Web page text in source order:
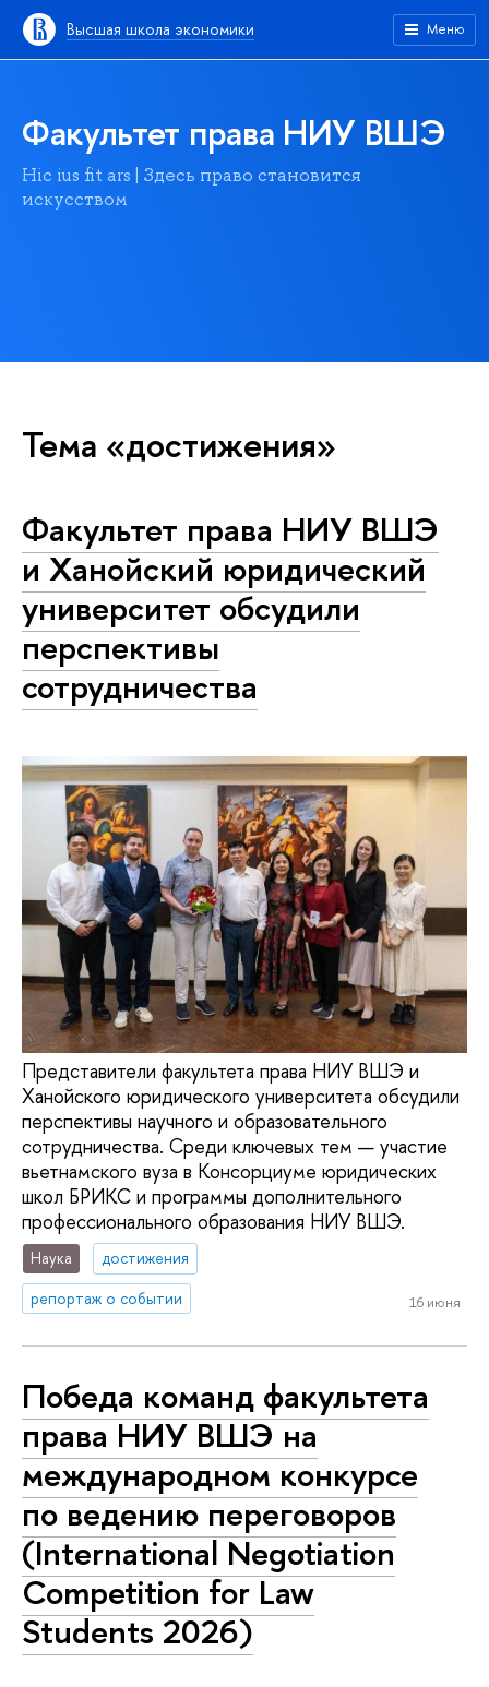
Высшая школа экономики Меню
Факультет права НИУ ВШЭ
Hic ius fit ars | Здесь право становится
искусством
Тема «достижения»
Факультет права НИУ ВШЭ
и Ханойский юридический
университет обсудили
перспективы
сотрудничества
Представители факультета права НИУ ВШЭ и
Ханойского юридического университета обсудили
перспективы научного и образовательного
сотрудничества. Среди ключевых тем — участие
вьетнамского вуза в Консорциуме юридических
школ БРИКС и программы дополнительного
профессионального образования НИУ ВШЭ.
Наука
достижения
репортаж о событии
16 июня
Победа команд факультета
права НИУ ВШЭ на
международном конкурсе
по ведению переговоров
(International Negotiation
Competition for Law
Students 2026)